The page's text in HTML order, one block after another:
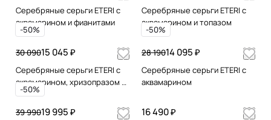
Серебряные серьги ETERI с
аквамарином и фианитами
Серебряные серьги ETERI с
аквамарином и топазом
-50%
15 045 ₽
30 090
Серебряные серьги ETERI с
аквамарином, хризопразом и
хризолитом
-50%
14 095 ₽
28 190
Серебряные серьги ETERI с
аквамарином
-50%
19 995 ₽
39 990
16 490 ₽